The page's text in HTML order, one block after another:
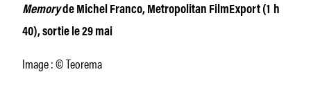
Memoryde Michel Franco, Metropolitan FilmExport (1 h
40), sortie le 29 mai
Image : © Teorema